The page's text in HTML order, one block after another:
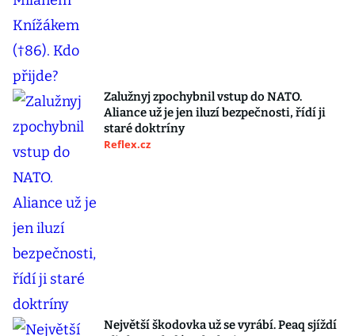
Zalužnyj zpochybnil vstup do NATO.
Aliance už je jen iluzí bezpečnosti, řídí ji
staré doktríny
Reflex.cz
Největší škodovka už se vyrábí. Peaq sjíždí